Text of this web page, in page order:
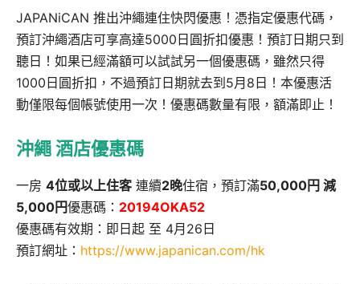
JAPANiCAN 推出沖繩連住快閃優惠！憑指定優惠代碼，
預訂沖繩酒店可享高達5000日圓折扣優惠！預訂日期只到
聽日！如果已經滿額可以試試另一個優惠碼，雖然只得
1000日圓折扣，不過預訂日期就去到5月8日！本優惠活
動僅限每個帳號使用一次！優惠碼數量有限，額滿即止！
沖繩 酒店優惠碼
一房 4位或以上住客 連續2晚住宿，預訂滿50,000円 減
5,000円優惠碼： 20194OKA52
優惠碼有效期：即日起 至 4月26日
預訂網址： https://www.japanican.com/hk